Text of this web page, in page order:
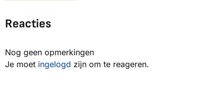
Reacties
Nog geen opmerkingen
Je moet ingelogd zijn om te reageren.